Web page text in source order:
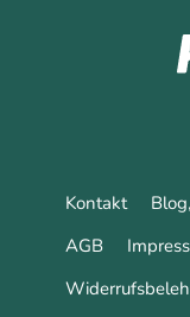
Kontakt
AGB